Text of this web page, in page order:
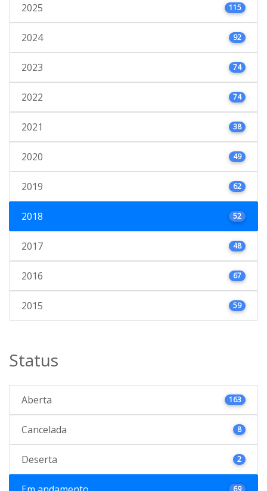
2025 115
2024 92
2023 74
2022 74
2021 38
2020 49
2019 62
2018 52
2017 48
2016 67
2015 59
Status
Aberta 163
Cancelada 8
Deserta 2
69